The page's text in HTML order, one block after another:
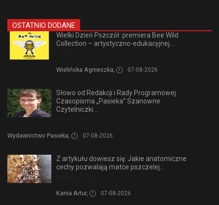
OSTATNIO DODANE
Wielki Dzień Pszczół: premiera Bee Wild
Collection – artystyczno-edukacyjnej...
Wielińska Agnieszka, 07-08-2026
Słowo od Redakcji i Rady Programowej
Czasopisma „Pasieka” Szanowne
Czytelniczki...
Wydawnictwo Pasieka, 07-08-2026
Z artykułu dowiesz się: Jakie anatomiczne
cechy pozwalają matce pszczelej...
Kania Artur, 07-08-2026